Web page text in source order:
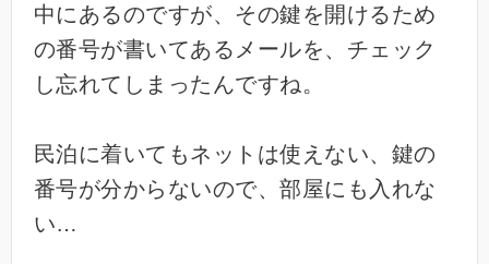
中にあるのですが、その鍵を開けるため
の番号が書いてあるメールを、チェック
し忘れてしまったんですね。
民泊に着いてもネットは使えない、鍵の
番号が分からないので、部屋にも入れな
い…